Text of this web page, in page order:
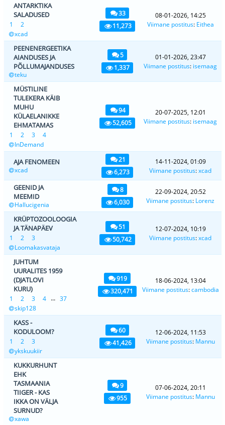
ANTARKTIKA
SALADUSED
1
2
xcad
33
11,273
08-01-2026, 14:25
Viimane postitus: Eithea
PEENENERGEETIKA
AIANDUSES JA
PÕLLUMAJANDUSES
teku
5
1,337
01-01-2026, 23:47
Viimane postitus: isemaag
MÜSTILINE
TULEKERA KÄIB
MUHU
KÜLAELANIKKE
EHMATAMAS
1 2 3
4
InDemand
94
52,605
20-07-2025, 12:01
Viimane postitus: isemaag
AJA FENOMEEN
xcad
21
6,273
14-11-2024, 01:09
Viimane postitus:xcad
GEENID JA
MEEMID
Hallucigenia
8
6,030
22-09-2024, 20:52
Viimane postitus: Lorenz
KRÜPTOZOOLOOGIA
JA TÄNAPÄEV
1 2
3
Loomakasvataja
51
50,742
12-07-2024, 10:19
Viimane postitus:xcad
JUHTUM
UURALITES 1959
(DJATLOVI
KURU)
1 2 3 4 ... 37
skip128
919
320,471
18-06-2024, 13:04
Viimane postitus:cambodia
KASS -
KODULOOM?
1 2
3
ykskuukiir
60
41,426
12-06-2024, 11:53
Viimane postitus: Mannu
KUKKURHUNT
EHK
TASMAANIA
TIIGER - KAS
IKKA ON VÄLJA
SURNUD?
xawa
9
955
07-06-2024, 20:11
Viimane postitus: Mannu